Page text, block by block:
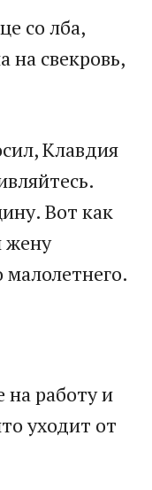
со лба,
на свекровь,
Клавдия
Вот как
жену
работу и
уходит от